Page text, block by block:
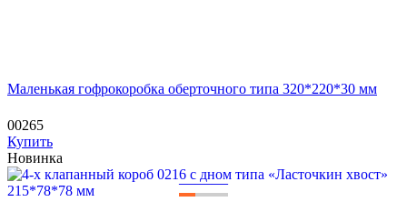
Маленькая гофрокоробка оберточного типа 320*220*30 мм
00265
Купить
Новинка
———